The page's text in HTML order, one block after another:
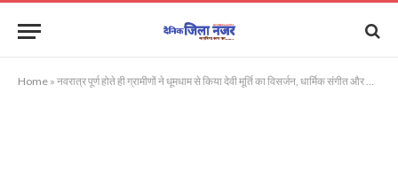
Home » नवरात्र पूर्ण होते ही ग्रामीणों ने धूमधाम से किया देवी मूर्ति का विसर्जन, धार्मिक संगीत और DJ की धुनों पर झूमे ग्रामीण